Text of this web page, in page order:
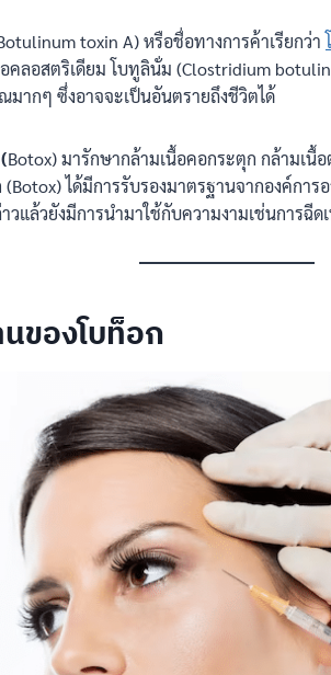
toxin A) หรือชื่อทางการค้าเรียกว่า
คลอสตริเดียม โบทูลินั่ม (Clostridium
ากๆ ซึ่งอาจจะเป็นอันตรายถึงชีวิตได้
(Botox) มารักษากล้ามเนื้อคอกระตุก กล้ามเนื้
ได้มีการรับรองมาตรฐานจากองค์กา
วแล้วยังมีการนำมาใช้กับความงามเช่นการฉี
ของโบท็อก